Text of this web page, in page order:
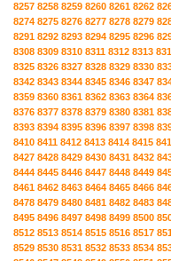
8257 8258 8259 8260 8261 8262
8274 8275 8276 8277 8278 8279
8291 8292 8293 8294 8295 8296
8308 8309 8310 8311 8312 8313
8325 8326 8327 8328 8329 8330
8342 8343 8344 8345 8346 8347
8359 8360 8361 8362 8363 8364
8376 8377 8378 8379 8380 8381
8393 8394 8395 8396 8397 8398
8410 8411 8412 8413 8414 8415
8427 8428 8429 8430 8431 8432
8444 8445 8446 8447 8448 8449
8461 8462 8463 8464 8465 8466
8478 8479 8480 8481 8482 8483
8495 8496 8497 8498 8499 8500
8512 8513 8514 8515 8516 8517
8529 8530 8531 8532 8533 8534